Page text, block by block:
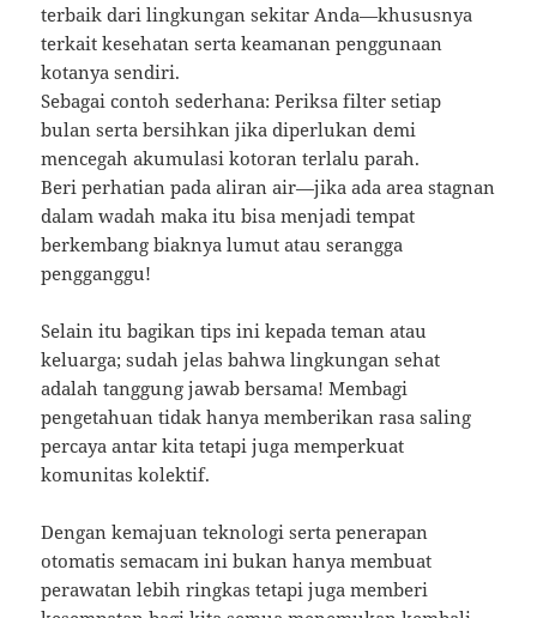
terbaik dari lingkungan sekitar Anda—khususnya
terkait kesehatan serta keamanan penggunaan
kotanya sendiri.
Sebagai contoh sederhana: Periksa filter setiap
bulan serta bersihkan jika diperlukan demi
mencegah akumulasi kotoran terlalu parah.
Beri perhatian pada aliran air—jika ada area stagnan
dalam wadah maka itu bisa menjadi tempat
berkembang biaknya lumut atau serangga
pengganggu!
Selain itu bagikan tips ini kepada teman atau
keluarga; sudah jelas bahwa lingkungan sehat
adalah tanggung jawab bersama! Membagi
pengetahuan tidak hanya memberikan rasa saling
percaya antar kita tetapi juga memperkuat
komunitas kolektif.
Dengan kemajuan teknologi serta penerapan
otomatis semacam ini bukan hanya membuat
perawatan lebih ringkas tetapi juga memberi